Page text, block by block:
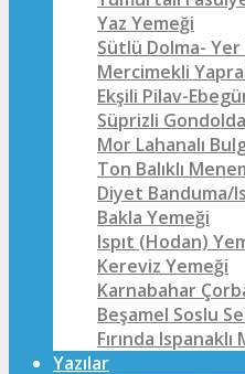
Yaz Yemeği
Sütlü Dolma- Yer
Mercimekli
Ekşili Pilav-
Süprizli
Mor Lahanalı
Ton Balıklı
Diyet Banduma/
Bakla Yemeği
Ispıt (Hodan)
Kereviz Yemeği
Karnabahar
Beşamel Soslu
Fırında
Yazılar